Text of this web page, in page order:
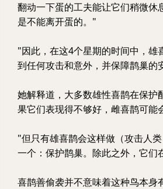
翻动一下蛋的工夫能让它们稍微
是不能离开蛋的。"
"因此，在这4个星期的时间中，雄
到任何攻击和意外，并保障鹊巢的
她解释道，大多数雄性喜鹊在保护
果它们表现得不够好，雌喜鹊可能
"但只有雄喜鹊会这样做（攻击人
一个：保护鹊巢。除此之外，它们
喜鹊善偷袭并不意味着这种鸟本